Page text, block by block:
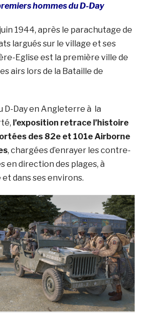
hommes du D-Day
1944, après le parachutage de
largués sur le village et ses
Eglise est la première ville de
airs lors de la Bataille de
D-Day en Angleterre à la
l’exposition retrace l’histoire
des 82e et 101e Airborne
, chargées d’enrayer les contre-
en direction des plages, à
dans ses environs.